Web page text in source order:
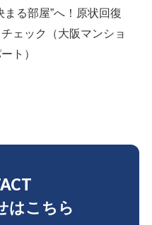
まる部屋”へ！原状回復
チェック（大阪マンショ
ト）
はこちら